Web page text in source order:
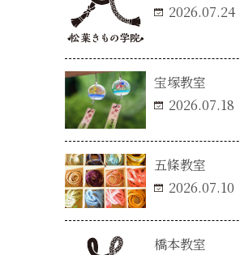
2026.07.24
宝塚教室
2026.07.18
五條教室
2026.07.10
橋本教室